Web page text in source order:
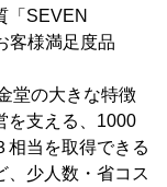
「SEVEN
客様満足度品
堂の大きな特徴
を支える、1000
相当を取得できる
、少人数・省コス